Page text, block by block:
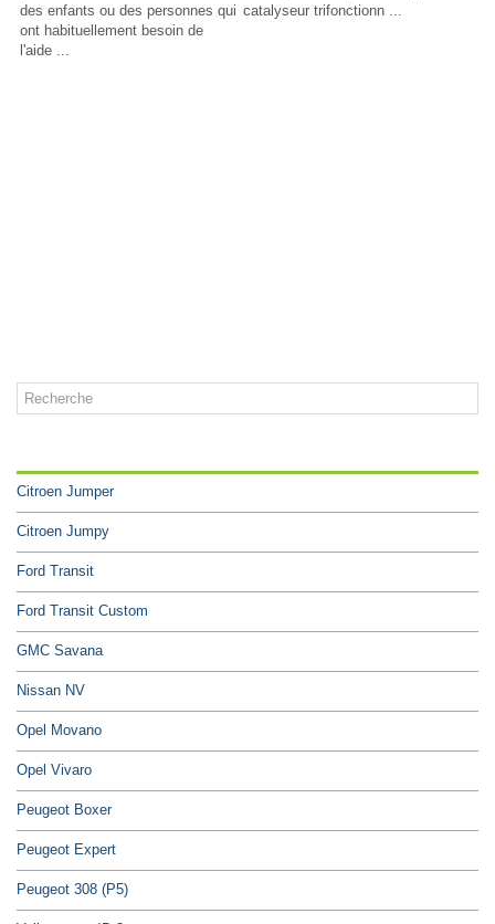
des enfants ou des personnes qui
ont habituellement besoin de
l'aide ...
catalyseur trifonctionn ...
Citroen Jumper
Citroen Jumpy
Ford Transit
Ford Transit Custom
GMC Savana
Nissan NV
Opel Movano
Opel Vivaro
Peugeot Boxer
Peugeot Expert
Peugeot 308 (P5)